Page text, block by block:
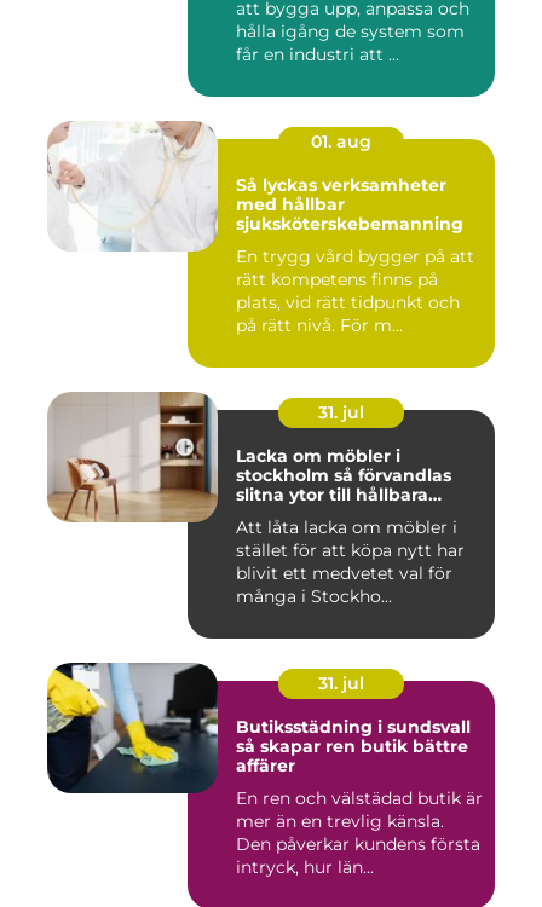
att bygga upp, anpassa och
hålla igång de system som
får en industri att ...
01. aug
Så lyckas verksamheter
med hållbar
sjuksköterskebemanning
En trygg vård bygger på att
rätt kompetens finns på
plats, vid rätt tidpunkt och
på rätt nivå. För m...
31. jul
Lacka om möbler i
stockholm så förvandlas
slitna ytor till hållbara
Att låta lacka om möbler i
stället för att köpa nytt har
blivit ett medvetet val för
många i Stockho...
31. jul
Butiksstädning i sundsvall
så skapar ren butik bättre
affärer
En ren och välstädad butik är
mer än en trevlig känsla.
Den påverkar kundens första
intryck, hur län...